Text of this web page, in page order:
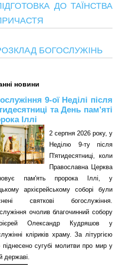
ДО ТАЇНСТВА
БОГОСЛУЖІНЬ
новини
9-ої Неділі після
та День пам'яті
Іллі
2 серпня 2026 року, у
Неділю 9-ту після
П'ятидесятниці, коли
Православна Церква
пам'ять пророка Іллі, у
архієрейському соборі були
святкові богослужіння.
очолив благочинний собору
Олександр Кудряшов у
кліриків храму. За літургією
піднесено сугубі молитви про мир у
державі.